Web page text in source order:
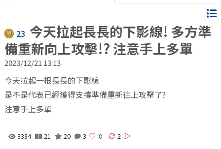
23 今天拉起長長的下影線! 多方準
備重新向上攻擊!? 注意手上多單
2023/12/21 13:13
今天拉起一根長長的下影線
是不是代表已經獲得支撐準備重新往上攻擊了?
注意手上多單
3334 21 20 3 2